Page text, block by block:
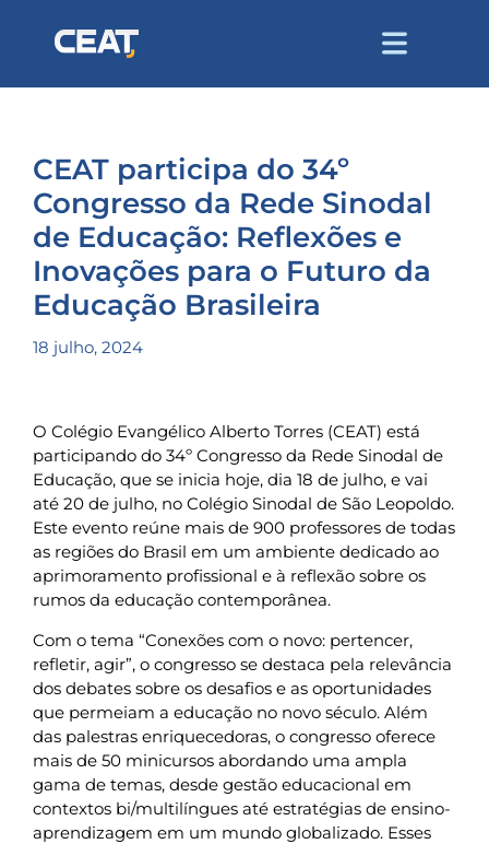
CEAT participa do 34º
Congresso da Rede Sinodal
de Educação: Reflexões e
Inovações para o Futuro da
Educação Brasileira
18 julho, 2024
O Colégio Evangélico Alberto Torres (CEAT) está
participando do 34º Congresso da Rede Sinodal de
Educação, que se inicia hoje, dia 18 de julho, e vai
até 20 de julho, no Colégio Sinodal de São Leopoldo.
Este evento reúne mais de 900 professores de todas
as regiões do Brasil em um ambiente dedicado ao
aprimoramento profissional e à reflexão sobre os
rumos da educação contemporânea.
Com o tema “Conexões com o novo: pertencer,
refletir, agir”, o congresso se destaca pela relevância
dos debates sobre os desafios e as oportunidades
que permeiam a educação no novo século. Além
das palestras enriquecedoras, o congresso oferece
mais de 50 minicursos abordando uma ampla
gama de temas, desde gestão educacional em
contextos bi/multilíngues até estratégias de ensino-
aprendizagem em um mundo globalizado. Esses